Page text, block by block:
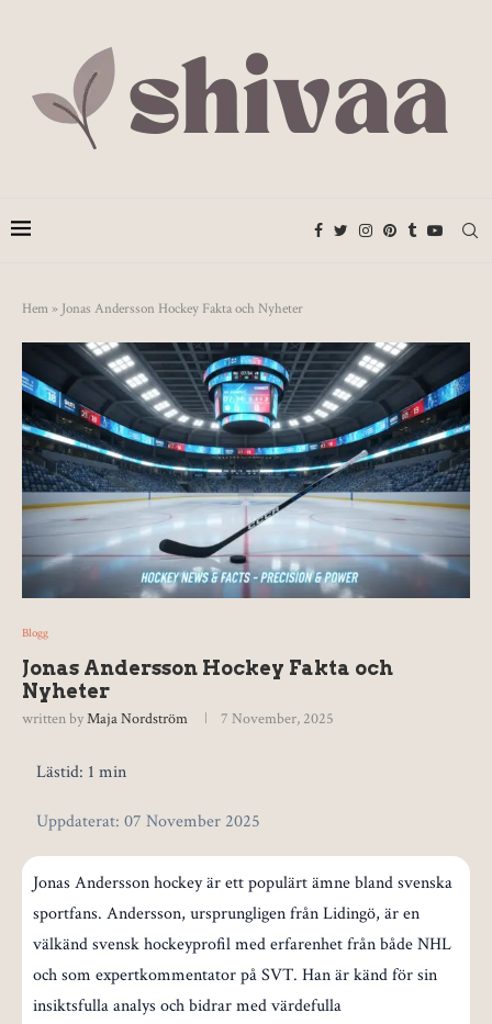
Hem» Jonas Andersson Hockey Fakta och Nyheter
Blogg
Jonas Andersson Hockey Fakta och
Nyheter
written byMaja Nordström 7 November, 2025
Lästid: 1 min
Uppdaterat: 07 November 2025
Jonas Andersson hockey är ett populärt ämne bland svenska
sportfans. Andersson, ursprungligen från Lidingö, är en
välkänd svensk hockeyprofil med erfarenhet från både NHL
och som expertkommentator på SVT. Han är känd för sin
insiktsfulla analys och bidrar med värdefulla